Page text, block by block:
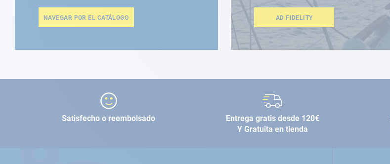
NAVEGAR POR EL CATÁLOGO AD FIDELITY
Satisfecho o reembolsado
Entrega gratis desde 120€
Y Gratuita en tienda